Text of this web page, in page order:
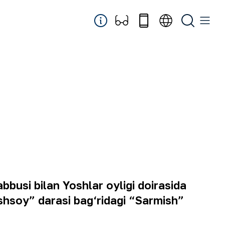
bilan Yoshlar oyligi doirasida
darasi bag‘ridagi “Sarmish”